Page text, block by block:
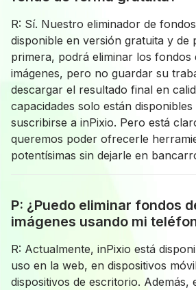
R: Sí. Nuestro eliminador de
disponible en versión gratuita y de
primera, podrá eliminar los fondos
imágenes, pero no guardar su
descargar el resultado final en
capacidades solo están disponibles
suscribirse a inPixio. Pero está
queremos poder ofrecerle
potentísimas sin dejarle en
P: ¿Puedo eliminar fondos
imágenes usando mi
R: Actualmente, inPixio está
uso en la web, en dispositivos
dispositivos de escritorio. Además,